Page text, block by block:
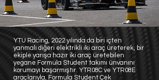
YTU Racing, 2022 yılında da biri içten
yanmalı diğeri elektrikli iki araç üreterek, bir
ekiple yarışa hazır iki araç üretebilen
yegane Formula Student takımı ünvanını
korumayı başarmıştır. YTR08C ve YTR08E
araçlarıyla, Formula Student Çek